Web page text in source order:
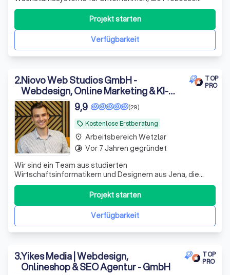
optimieren und skalieren möchten. Unsere Leistungen
umfassen professionelle Webseiten Erstellung,
leistungsstarke Online Plattformen und Onlineshops mit
Conversion Optimierung sowie die Entwicklung native
Verfügbarkeit
Projekt starten
2.Niovo Web Studios GmbH -
Webdesign, Online Marketing & KI-
Automatisierung
TOP
PRO
local_offer Kostenlose Erstberatung
(29)
9,9
Wir sind ein Team aus studierten
Wirtschaftsinformatikern und Designern aus Jena, die
Unternehmen dabei unterstützen, sichtbarer zu werden
und neue Kunden zu gewinnen. Dabei setzen wir nicht nur
auf modernes Webdesign, sondern auch auf Online-
Marketing, KI-Technologien und clevere
Verfügbarkeit
Projekt starten
place Arbeitsbereich Wetzlar
timelapse Vor 7 Jahren gegründet
3.Yikes Media | Webdesign,
Onlineshop & SEO Agentur - GmbH
TOP
PRO